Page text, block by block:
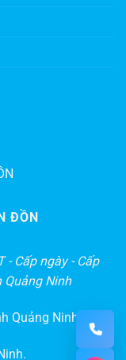
ĐỒN
- Cấp ngày - Cấp
Quảng Ninh
Quảng Ninh